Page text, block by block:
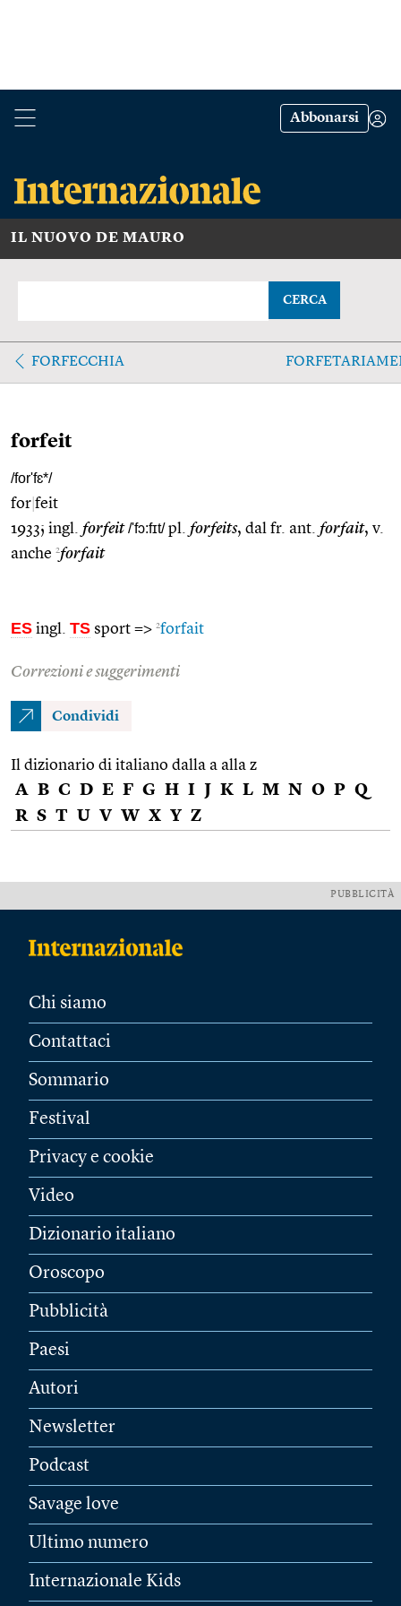
Abbonarsi
IL NUOVO DE MAURO
CERCA
FORFECCHIA
forfeit
/for'fɛ*/
for feit
1933; ingl. forfeit /'fɔ:fɪt/pl. forfeits, dal fr. ant. forfait, v.
anche 2forfait
ES ingl. TS sport => 2forfait
Correzioni e suggerimenti
Condividi
Il dizionario di italiano dalla a alla z
A B C D E F G H I J K L M N O P Q
R S T U V W X Y Z
PUBBLICITÀ
Chi siamo
Contattaci
Sommario
Festival
Privacy e cookie
Video
Dizionario italiano
Oroscopo
Pubblicità
Paesi
Autori
Newsletter
Podcast
Savage love
Ultimo numero
Internazionale Kids